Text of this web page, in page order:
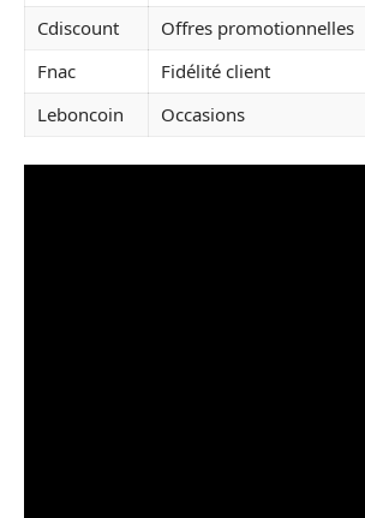
Cdiscount
Offres promotionnelles
Fnac
Fidélité client
Leboncoin
Occasions